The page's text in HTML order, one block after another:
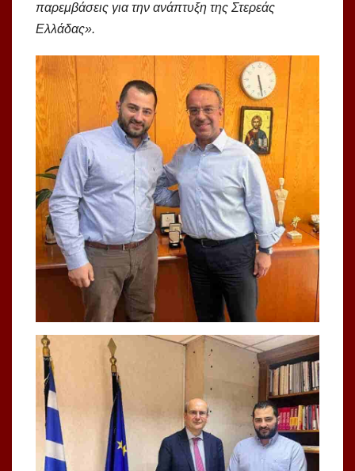
παρεμβάσεις για την ανάπτυξη της Στερεάς
Ελλάδας».